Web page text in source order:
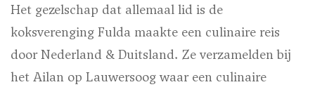
Het gezelschap dat allemaal lid is de
koksverenging Fulda maakte een culinaire reis
door Nederland & Duitsland. Ze verzamelden bij
het Ailan op Lauwersoog waar een culinaire